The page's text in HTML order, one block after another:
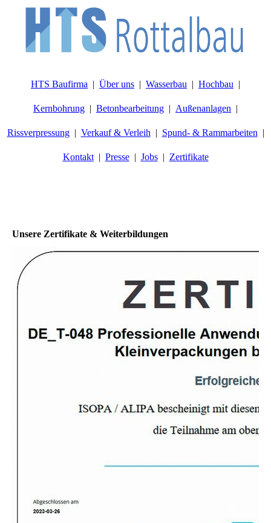
HTS Baufirma Über uns Wasserbau Hochbau
Kernbohrung Betonbearbeitung Außenanlagen
Rissverpressung Verkauf & Verleih Spund- & Rammarbeiten
Kontakt Presse Jobs Zertifikate
Unsere Zertifikate & Weiterbildungen